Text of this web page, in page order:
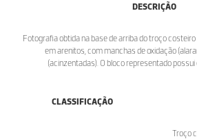
DESCRIÇÃO
Fotografia obtida na base de arriba do troço
em arenitos, com manchas de oxidação
(acinzentadas). O bloco representado
CLASSIFICAÇÃO
Troço